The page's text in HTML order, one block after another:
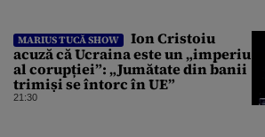
MARIUS TUCĂ SHOW
Ion Cristoiu
acuză că Ucraina este un „imperiu
al corupției”: „Jumătate din banii
trimiși se întorc în UE”
21:30